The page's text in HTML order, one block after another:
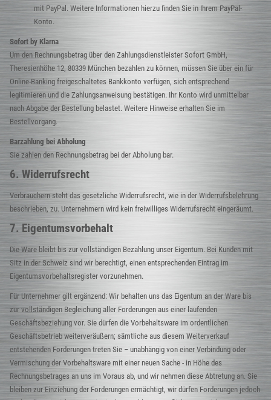
mit PayPal. Weitere Informationen hierzu finden Sie in Ihrem PayPal-
Konto.
Sofort by Klarna
Um den Rechnungsbetrag über den Zahlungsdienstleister Sofort GmbH,
Theresienhöhe 12, 80339 München bezahlen zu können, müssen Sie über ein für
Online-Banking freigeschaltetes Bankkonto verfügen, sich entsprechend
legitimieren und die Zahlungsanweisung bestätigen. Ihr Konto wird unmittelbar
nach Abgabe der Bestellung belastet. Weitere Hinweise erhalten Sie im
Bestellvorgang.
Barzahlung bei Abholung
Sie zahlen den Rechnungsbetrag bei der Abholung bar.
6. Widerrufsrecht
Verbrauchern steht das gesetzliche Widerrufsrecht, wie in der Widerrufsbelehrung
beschrieben, zu. Unternehmern wird kein freiwilliges Widerrufsrecht eingeräumt.
7. Eigentumsvorbehalt
Die Ware bleibt bis zur vollständigen Bezahlung unser Eigentum. Bei Kunden mit
Sitz in der Schweiz sind wir berechtigt, einen entsprechenden Eintrag im
Eigentumsvorbehaltsregister vorzunehmen.
Für Unternehmer gilt ergänzend: Wir behalten uns das Eigentum an der Ware bis
zur vollständigen Begleichung aller Forderungen aus einer laufenden
Geschäftsbeziehung vor. Sie dürfen die Vorbehaltsware im ordentlichen
Geschäftsbetrieb weiterveräußern; sämtliche aus diesem Weiterverkauf
entstehenden Forderungen treten Sie – unabhängig von einer Verbindung oder
Vermischung der Vorbehaltsware mit einer neuen Sache - in Höhe des
Rechnungsbetrages an uns im Voraus ab, und wir nehmen diese Abtretung an. Sie
bleiben zur Einziehung der Forderungen ermächtigt, wir dürfen Forderungen jedoch